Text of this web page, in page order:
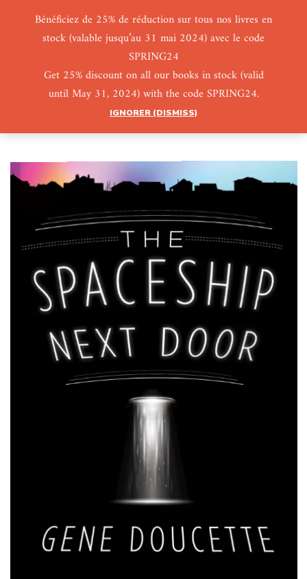
Bénéficiez de 25% de réduction sur tous nos livres en
stock (valable jusqu’au 31 mai 2024) avec le code
SPRING24
Get 25% discount on all our books in stock (valid
until May 31, 2024) with the code SPRING24.
IGNORER (DISMISS)
0 0